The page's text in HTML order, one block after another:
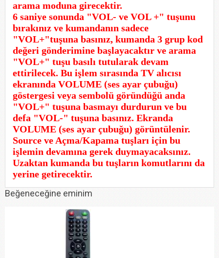
arama moduna girecektir.
6 saniye sonunda "VOL- ve VOL +" tuşunu
bırakınız ve kumandanın sadece
"VOL+"tuşuna basınız, kumanda 3 grup kod
değeri gönderimine başlayacaktır ve arama
"VOL+" tuşu basılı tutularak devam
ettirilecek. Bu işlem sırasında TV alıcısı
ekranında VOLUME (ses ayar çubuğu)
göstergesi veya sembolü göründüğü anda
"VOL+" tuşuna basmayı durdurun ve bu
defa "VOL-" tuşuna basınız. Ekranda
VOLUME (ses ayar çubuğu) görüntülenir.
Source ve Açma/Kapama tuşları için bu
işlemin devamına gerek duymayacaksınız.
Uzaktan kumanda bu tuşların komutlarını da
yerine getirecektir.
Beğeneceğine eminim